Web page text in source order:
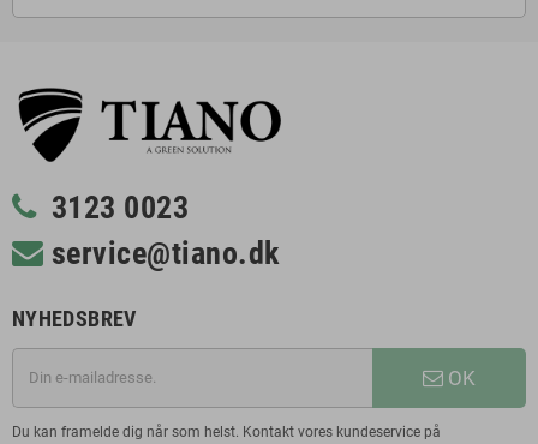
3123 0023
service@tiano.dk
NYHEDSBREV
OK
Du kan framelde dig når som helst. Kontakt vores kundeservice på